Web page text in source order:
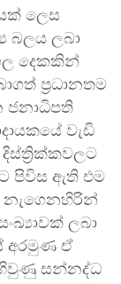
ලෙස
බලය ලබා
දෙකකින්
ප්‍රධානතම
ජනාධිපති
වැඩි
පිවිස ඇති එම
නැගෙනහිරින්
ලබා
අරමුණ ඒ
සන්නද්ධ